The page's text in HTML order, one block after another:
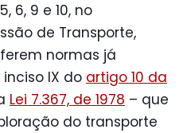
6, 9 e 10, no
de Transporte,
normas já
IX do artigo 10 da
Lei 7.367, de 1978 – que
do transporte